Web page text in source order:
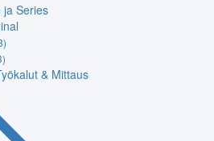
ja Series
& Mittaus